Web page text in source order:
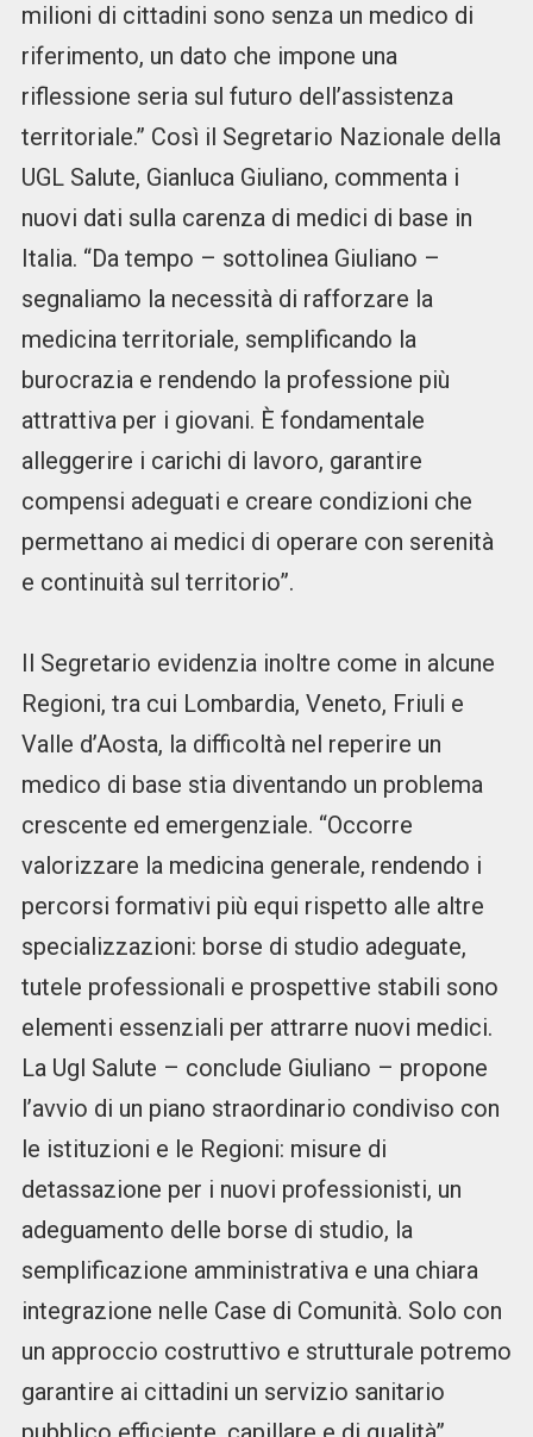
milioni di cittadini sono senza un medico di
riferimento, un dato che impone una
riflessione seria sul futuro dell’assistenza
territoriale.” Così il Segretario Nazionale della
UGL Salute, Gianluca Giuliano, commenta i
nuovi dati sulla carenza di medici di base in
Italia. “Da tempo – sottolinea Giuliano –
segnaliamo la necessità di rafforzare la
medicina territoriale, semplificando la
burocrazia e rendendo la professione più
attrattiva per i giovani. È fondamentale
alleggerire i carichi di lavoro, garantire
compensi adeguati e creare condizioni che
permettano ai medici di operare con serenità
e continuità sul territorio”.
Il Segretario evidenzia inoltre come in alcune
Regioni, tra cui Lombardia, Veneto, Friuli e
Valle d’Aosta, la difficoltà nel reperire un
medico di base stia diventando un problema
crescente ed emergenziale. “Occorre
valorizzare la medicina generale, rendendo i
percorsi formativi più equi rispetto alle altre
specializzazioni: borse di studio adeguate,
tutele professionali e prospettive stabili sono
elementi essenziali per attrarre nuovi medici.
La Ugl Salute – conclude Giuliano – propone
l’avvio di un piano straordinario condiviso con
le istituzioni e le Regioni: misure di
detassazione per i nuovi professionisti, un
adeguamento delle borse di studio, la
semplificazione amministrativa e una chiara
integrazione nelle Case di Comunità. Solo con
un approccio costruttivo e strutturale potremo
garantire ai cittadini un servizio sanitario